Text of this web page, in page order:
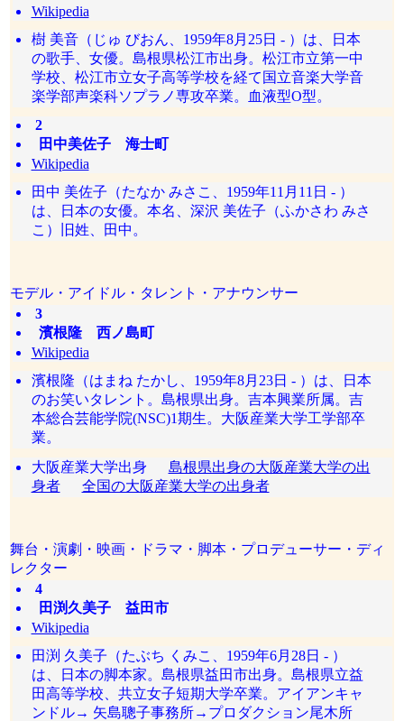
Wikipedia
樹 美音（じゅ びおん、1959年8月25日 - ）は、日本
の歌手、女優。島根県松江市出身。松江市立第一中
学校、松江市立女子高等学校を経て国立音楽大学音
楽学部声楽科ソプラノ専攻卒業。血液型O型。
2
田中美佐子 海士町
Wikipedia
田中 美佐子（たなか みさこ、1959年11月11日 - ）
は、日本の女優。本名、深沢 美佐子（ふかさわ みさ
こ）旧姓、田中。
モデル・アイドル・タレント・アナウンサー
3
濱根隆 西ノ島町
Wikipedia
濱根隆（はまね たかし、1959年8月23日 - ）は、日本
のお笑いタレント。島根県出身。吉本興業所属。吉
本総合芸能学院(NSC)1期生。大阪産業大学工学部卒
業。
大阪産業大学出身 島根県出身の大阪産業大学の出
身者
全国の大阪産業大学の出身者
舞台・演劇・映画・ドラマ・脚本・プロデューサー・ディ
レクター
4
田渕久美子 益田市
Wikipedia
田渕 久美子（たぶち くみこ、1959年6月28日 - ）
は、日本の脚本家。島根県益田市出身。島根県立益
田高等学校、共立女子短期大学卒業。アイアンキャ
ンドル→ 矢島聰子事務所→プロダクション尾木所